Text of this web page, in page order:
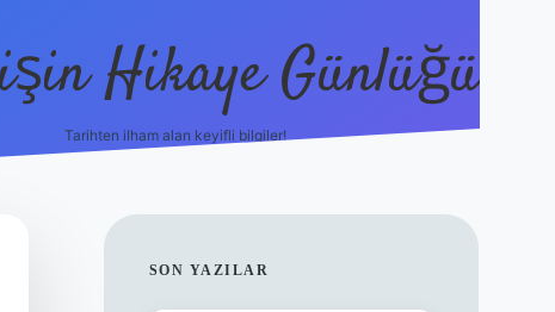
Hikaye Günlüğü
Tarihten ilham alan keyifli bilgiler!
SIDEBAR
SON YAZILAR
betbox giriş